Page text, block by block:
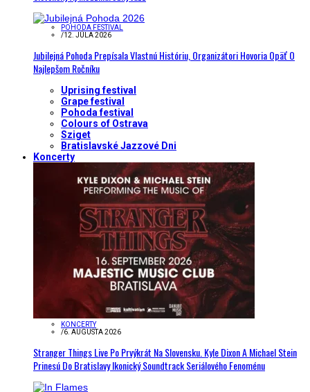
POHODA FESTIVAL
/12. JÚLA 2026
Jubilejná Pohoda Prepísala Vlastnú Históriu, Organizátori Hovoria Opäť O
Najlepšom Ročníku
Uprising festival
Grape festival
Pohoda festival
Colours of Ostrava
Sziget
Bratislavské Jazzové Dni
Koncerty
KONCERTY
/6. AUGUSTA 2026
Stranger Things Live Po Prvýkrát Na Slovensku. Kyle Dixon A Michael Stein
Prinesú Do Bratislavy Ikonický Soundtrack Seriálového Fenoménu